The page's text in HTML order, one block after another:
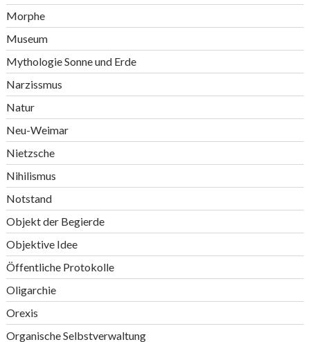
Morphe
Museum
Mythologie Sonne und Erde
Narzissmus
Natur
Neu-Weimar
Nietzsche
Nihilismus
Notstand
Objekt der Begierde
Objektive Idee
Öffentliche Protokolle
Oligarchie
Orexis
Organische Selbstverwaltung